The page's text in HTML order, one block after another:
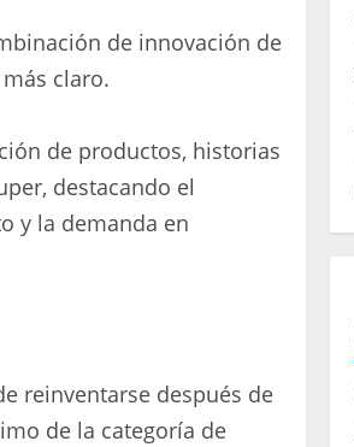
de innovación de
claro.
de productos, historias
destacando el
y la demanda en
reinventarse después de
de la categoría de